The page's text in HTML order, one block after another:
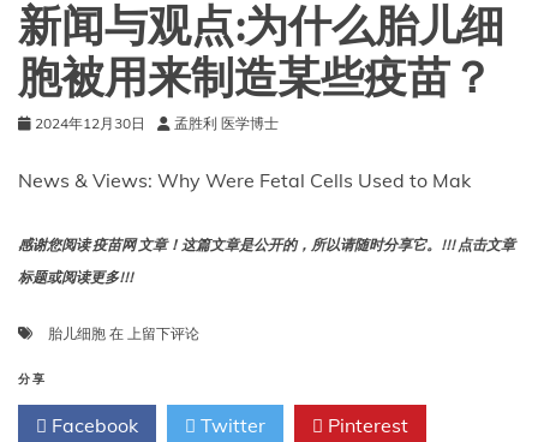
新闻与观点:为什么胎儿细
胞被用来制造某些疫苗？
2024年12月30日 孟胜利 医学博士
News & Views: Why Were Fetal Cells Used to Mak
感谢您阅读 疫苗网 文章！这篇文章是公开的，所以请随时分享它。!!! 点击文章
标题或阅读更多!!!
胎儿细胞 在 新
观
点:
上留下评论
分享
Facebook Twitter Pinterest